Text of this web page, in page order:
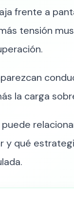
frente a
tensión
la carga
y qué